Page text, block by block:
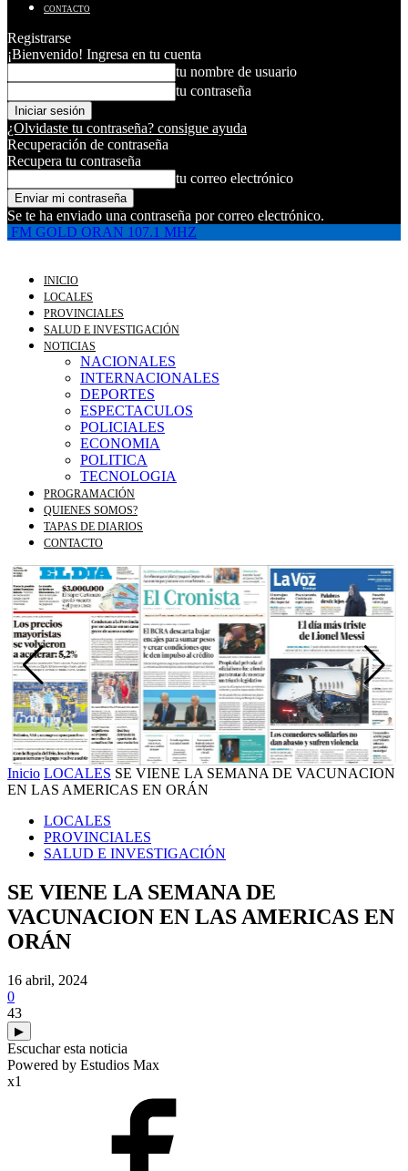
CONTACTO
Registrarse
¡Bienvenido! Ingresa en tu cuenta
tu nombre de usuario
tu contraseña
¿Olvidaste tu contraseña? consigue ayuda
Recuperación de contraseña
Recupera tu contraseña
tu correo electrónico
Se te ha enviado una contraseña por correo electrónico.
FM GOLD ORAN 107.1 MHZ
INICIO
LOCALES
PROVINCIALES
SALUD E INVESTIGACIÓN
NOTICIAS
NACIONALES
INTERNACIONALES
DEPORTES
ESPECTACULOS
POLICIALES
ECONOMIA
POLITICA
TECNOLOGIA
PROGRAMACIÓN
QUIENES SOMOS?
TAPAS DE DIARIOS
CONTACTO
Inicio LOCALES SE VIENE LA SEMANA DE VACUNACION
EN LAS AMERICAS EN ORÁN
LOCALES
PROVINCIALES
SALUD E INVESTIGACIÓN
SE VIENE LA SEMANA DE
VACUNACION EN LAS AMERICAS EN
ORÁN
16 abril, 2024
0
43
▶
Escuchar esta noticia
Powered by Estudios Max
x1